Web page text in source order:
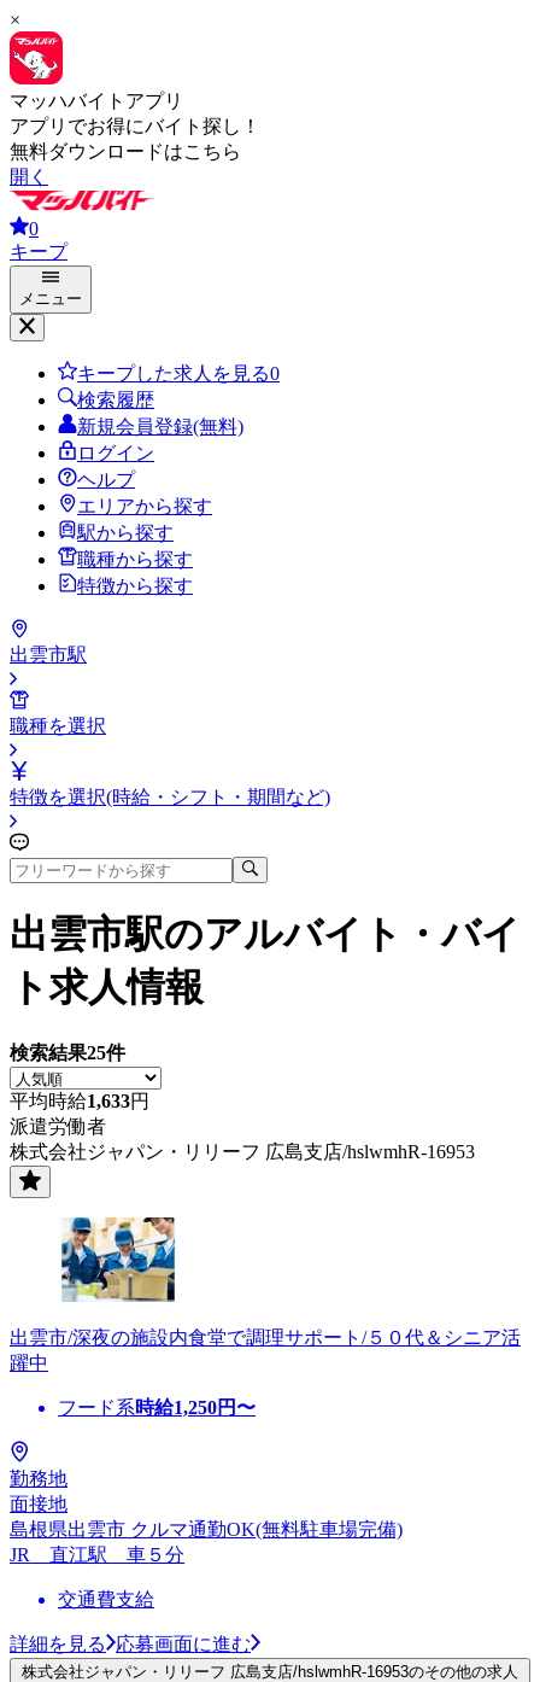
×
マッハバイトアプリ
アプリでお得にバイト探し！
無料ダウンロードはこちら
開く
0
キープ
メニュー
キープした求人を見る0
検索履歴
新規会員登録(無料)
ログイン
ヘルプ
エリアから探す
駅から探す
職種から探す
特徴から探す
出雲市駅
職種を選択
特徴を選択(時給・シフト・期間など)
出雲市駅のアルバイト・バイ
ト求人情報
検索結果25件
平均時給1,633円
派遣労働者
株式会社ジャパン・リリーフ 広島支店/hslwmhR-16953
出雲市/深夜の施設内食堂で調理サポート/５０代＆シニア活
躍中
フード系時給1,250円〜
勤務地
面接地
島根県出雲市 クルマ通勤OK(無料駐車場完備)
JR 直江駅 車５分
交通費支給
詳細を見る 応募画面に進む
株式会社ジャパン・リリーフ 広島支店/hslwmhR-16953のその他の求人